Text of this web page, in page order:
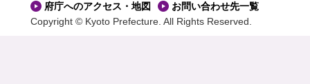
府庁へのアクセス・地図
お問い合わせ先一覧
Copyright © Kyoto Prefecture. All Rights Reserved.